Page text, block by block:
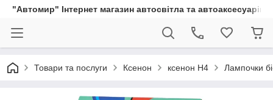
"Автомир" Інтернет магазин автосвітла та автоаксесуарів
Товари та послуги Ксенон ксенон H4 Лампочки